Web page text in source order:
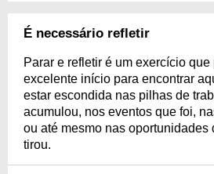
É necessário refletir
Parar e refletir é um exercício que
excelente início para encontrar
estar escondida nas pilhas de
acumulou, nos eventos que foi,
ou até mesmo nas oportunidades
tirou.